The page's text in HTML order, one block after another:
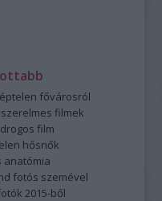
fővárosról
filmek
film
hősnők
anatómia
fotós szemével
2015-ből